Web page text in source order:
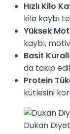
Hızlı Kilo
kilo kaybı
Yüksek
kaybı,
Basit
da takip
Protein
kütlesini
Dukan